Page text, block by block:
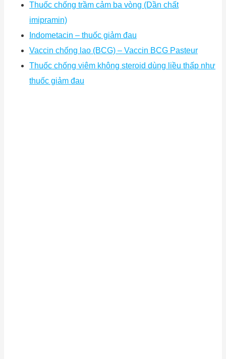
Thuốc chống trầm cảm ba vòng (Dần chất
imipramin)
Indometacin – thuốc giảm đau
Vaccin chống lao (BCG) – Vaccin BCG Pasteur
Thuốc chống viêm không steroid dùng liều thấp như
thuốc giảm đau